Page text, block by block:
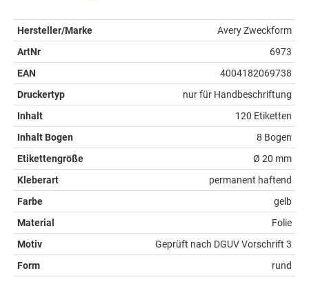
Hersteller/Marke
Avery Zweckform
ArtNr
6973
EAN
4004182069738
Druckertyp
nur für Handbeschriftung
Inhalt
120 Etiketten
Inhalt Bogen
8 Bogen
Etikettengröße
Ø 20 mm
Kleberart
permanent haftend
Farbe
gelb
Material
Folie
Motiv
Geprüft nach DGUV Vorschrift 3
Form
rund